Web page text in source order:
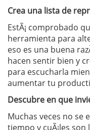
Crea una lista de
EstÃ¡ comprobado
herramienta para
eso es una buena
hacen sentir bien y
para escucharla
aumentar tu
Descubre en que
Muchas veces no se
tiempo y cuÃ¡les son